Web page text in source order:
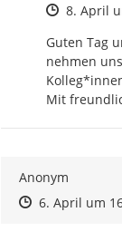
Zeitpunkt
8. April
Guten Tag
nehmen
Mit
Anonym
Zeitpunkt des
Zeitpunkt des
6. April um